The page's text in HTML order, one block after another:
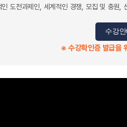
도전과제인, 세계적인 경쟁, 모집 및 충원
수강
※ 수강확인증 발급을